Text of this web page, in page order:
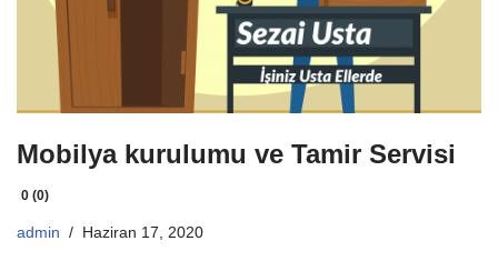
Mobilya kurulumu ve Tamir Servisi
0 (0)
admin Haziran 17, 2020